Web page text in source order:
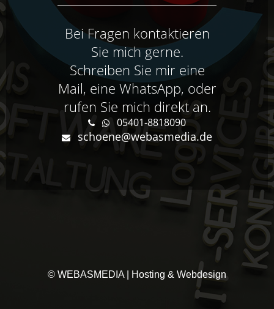
Bei Fragen kontaktieren
Sie mich gerne.
Schreiben Sie mir eine
Mail, eine WhatsApp, oder
rufen Sie mich direkt an.
05401-8818090
schoene@webasmedia.de
© WEBASMEDIA | Hosting & Webdesign